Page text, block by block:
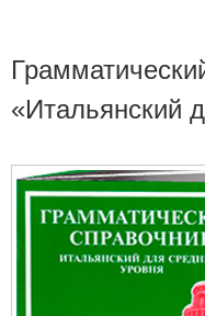
«Итальянский